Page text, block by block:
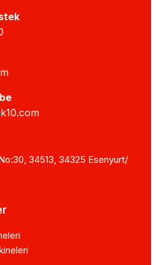
34513, 34325 Esenyurt/